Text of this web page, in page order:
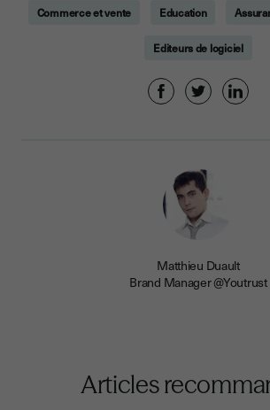
Commerce et vente Education
Editeurs de logiciel
Matthieu Duault
Brand Manager @Youtrust
Articles